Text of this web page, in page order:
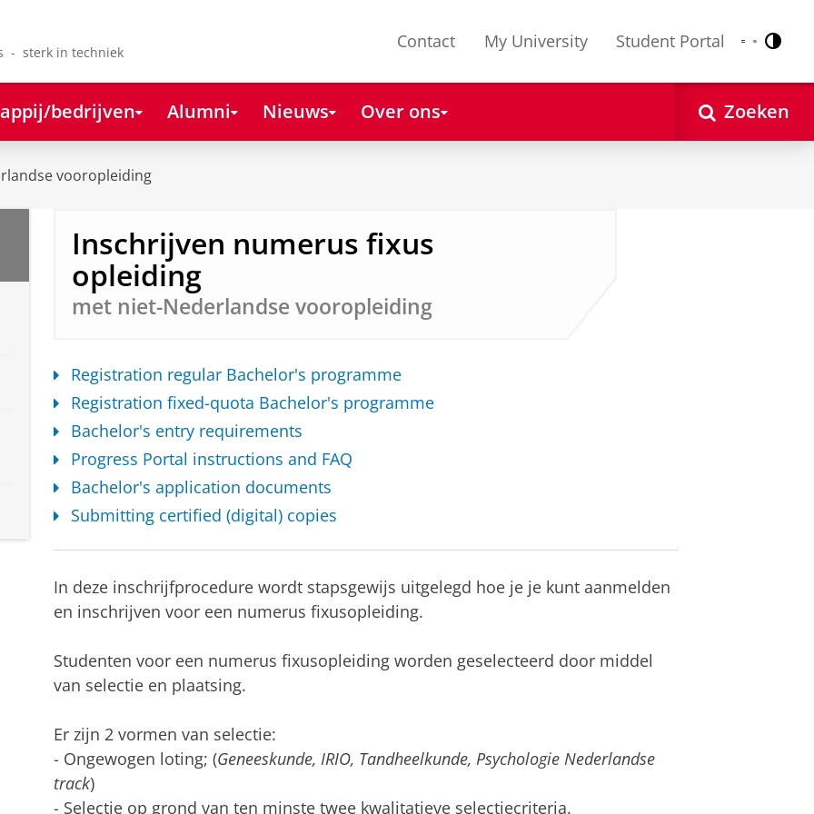
- sterk in techniek
Contact My University Student Portal Nederlands
English
bedrijven Alumni Nieuws Over ons Zoeken
vooropleiding
Inschrijven numerus fixus
opleiding
met niet-Nederlandse vooropleiding
Registration regular Bachelor's programme
Registration fixed-quota Bachelor's programme
Bachelor's entry requirements
Progress Portal instructions and FAQ
Bachelor's application documents
Submitting certified (digital) copies
In deze inschrijfprocedure wordt stapsgewijs uitgelegd hoe je je kunt aanmelden
en inschrijven voor een numerus fixusopleiding.
Studenten voor een numerus fixusopleiding worden geselecteerd door middel
van selectie en plaatsing.
Er zijn 2 vormen van selectie:
- Ongewogen loting; (Geneeskunde, IRIO, Tandheelkunde, Psychologie Nederlandse
track)
- Selectie op grond van ten minste twee kwalitatieve selectiecriteria.